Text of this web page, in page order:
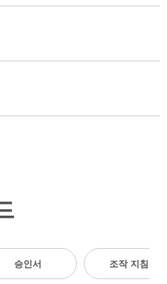
승인서 조작 지침서